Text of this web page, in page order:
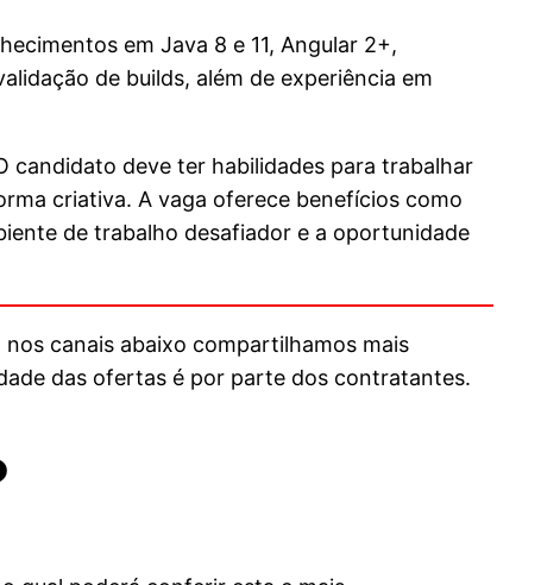
em Java 8 e 11, Angular 2+,
de builds, além de experiência em
candidato deve ter habilidades para trabalhar
criativa. A vaga oferece benefícios como
de trabalho desafiador e a oportunidade
canais abaixo compartilhamos mais
das ofertas é por parte dos contratantes.